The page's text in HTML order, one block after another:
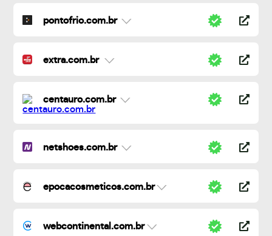
pontofrio.com.br
extra.com.br
centauro.com.br
netshoes.com.br
epocacosmeticos.com.br
webcontinental.com.br